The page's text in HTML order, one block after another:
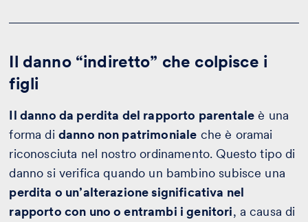
Il danno “indiretto” che colpisce i
figli
Il danno da perdita del rapporto parentale è una
forma di danno non patrimoniale che è oramai
riconosciuta nel nostro ordinamento. Questo tipo di
danno si verifica quando un bambino subisce una
perdita o un’alterazione significativa nel
rapporto con uno o entrambi i genitori, a causa di